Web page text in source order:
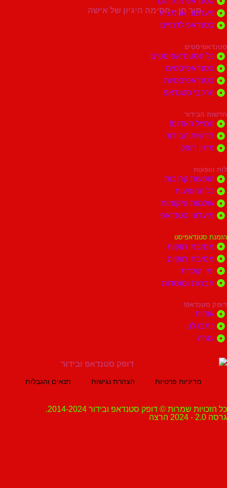
מור חן – חסימה היגיון של אישה
אנימציה
לדתיים
סטנדאפ
האדום!
הבידור
דופק
קרובות
ומקומות
סטנדאפ
רווקות
רווקים
ומוסדות
לנו
מדיניות פרטיות הצהרת נגישות תנאים והגבלות
שמרות © דופק סטנדאפ ובידור 2014-2024.